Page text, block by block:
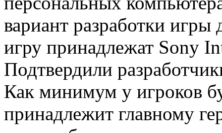
вариант разработки игры
игру принадлежат Sony
Подтвердили
Как минимум у игроков
принадлежит главному